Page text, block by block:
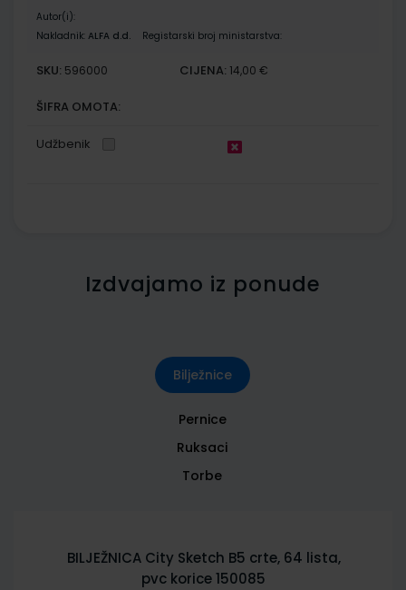
Autor(i):
Nakladnik: ALFA d.d. Registarski broj ministarstva:
SKU: 596000 CIJENA: 14,00 €
ŠIFRA OMOTA:
Udžbenik
Izdvajamo iz ponude
Bilježnice
Pernice
Ruksaci
Torbe
BILJEŽNICA City Sketch B5 crte, 64 lista,
pvc korice 150085